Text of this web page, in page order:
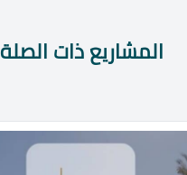
المشاريع ذات الصلة